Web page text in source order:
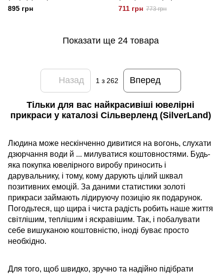
895 грн 711 грн 773 грн
Показати ще 24 товара
Назад 1 з 262 Вперед
Тільки для вас найкрасивіші ювелірні
прикраси у каталозі Сільверленд (SilverLand)
Людина може нескінченно дивитися на вогонь, слухати
дзюрчання води й ... милуватися коштовностями. Будь-
яка покупка ювелірного виробу приносить і
дарувальнику, і тому, кому дарують цілий шквал
позитивних емоцій. За даними статистики золоті
прикраси займають лідируючу позицію як подарунок.
Погодьтеся, що щира і чиста радість робить наше життя
світлішим, теплішим і яскравішим. Так, і побалувати
себе вишуканою коштовністю, іноді буває просто
необхідно.
Для того, щоб швидко, зручно та надійно підібрати